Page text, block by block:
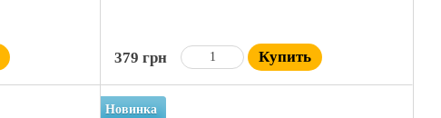
379 грн Купить
Новинка